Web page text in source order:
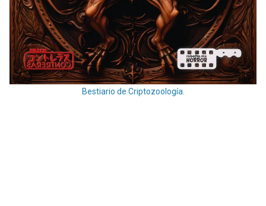
Bestiario de Criptozoología.